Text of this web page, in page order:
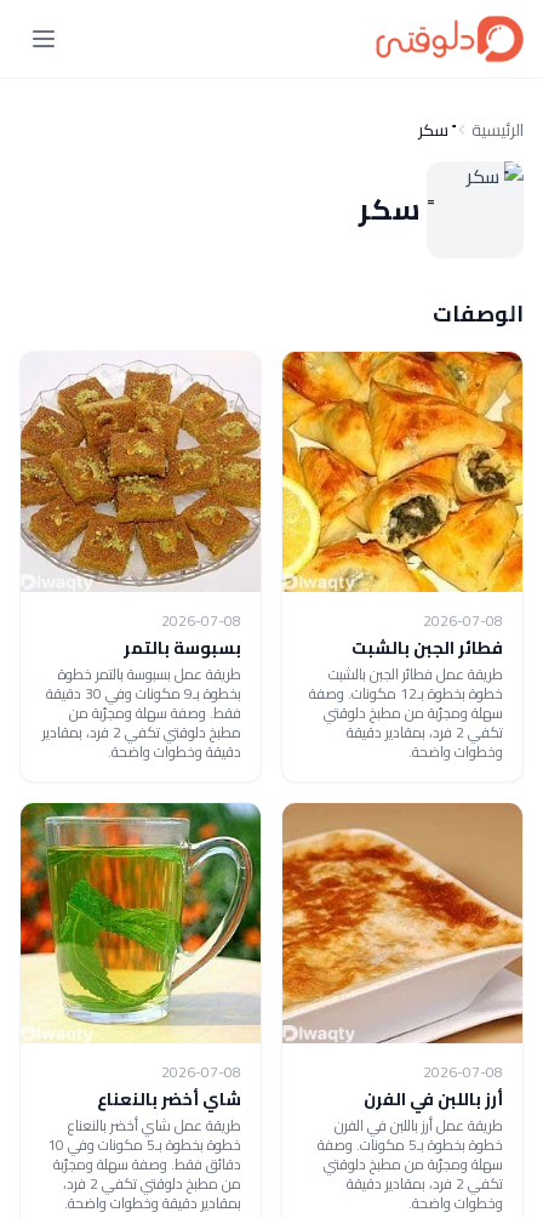
الرئيسية ً سكر
ً سكر
الوصفات
2026-07-08
فطائر الجبن بالشبت
طريقة عمل فطائر الجبن بالشبت
خطوة بخطوة بـ12 مكونات. وصفة
سهلة ومجرّبة من مطبخ دلوقتي
تكفي 2 فرد، بمقادير دقيقة
وخطوات واضحة.
2026-07-08
بسبوسة بالتمر
طريقة عمل بسبوسة بالتمر خطوة
بخطوة بـ9 مكونات وفي 30 دقيقة
فقط. وصفة سهلة ومجرّبة من
مطبخ دلوقتي تكفي 2 فرد، بمقادير
دقيقة وخطوات واضحة.
2026-07-08
أرز باللبن في الفرن
طريقة عمل أرز باللبن في الفرن
خطوة بخطوة بـ5 مكونات. وصفة
سهلة ومجرّبة من مطبخ دلوقتي
تكفي 2 فرد، بمقادير دقيقة
وخطوات واضحة.
2026-07-08
شاي أخضر بالنعناع
طريقة عمل شاي أخضر بالنعناع
خطوة بخطوة بـ5 مكونات وفي 10
دقائق فقط. وصفة سهلة ومجرّبة
من مطبخ دلوقتي تكفي 2 فرد،
بمقادير دقيقة وخطوات واضحة.